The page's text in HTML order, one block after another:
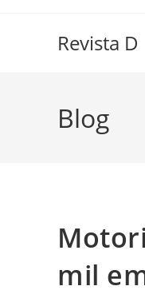
Revista D
Blog
mil